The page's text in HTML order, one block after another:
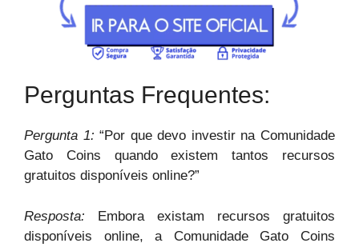
Perguntas Frequentes:
Pergunta 1: “Por que devo investir na Comunidade
Gato Coins quando existem tantos recursos
gratuitos disponíveis online?”
Resposta: Embora existam recursos gratuitos
disponíveis online, a Comunidade Gato Coins